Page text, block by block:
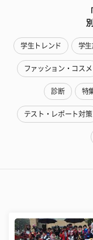
学生トレンド 学
ファッション・コスメ
診断 特
テスト・レポート対策